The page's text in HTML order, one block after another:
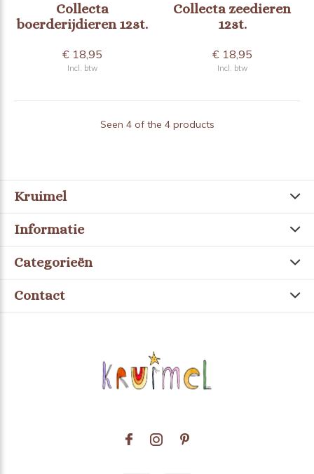
Collecta
boerderijdieren 12st.
€ 18,95
Incl. btw
Collecta zeedieren
12st.
€ 18,95
Incl. btw
Seen 4 of the 4 products
Kruimel
Informatie
Categorieën
Contact